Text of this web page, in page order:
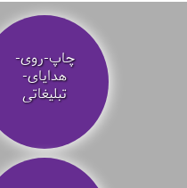
چاپ-روی-
هدایای-
تبلیغاتی